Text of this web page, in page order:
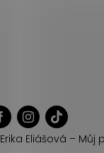
Erika Eliášová – Můj